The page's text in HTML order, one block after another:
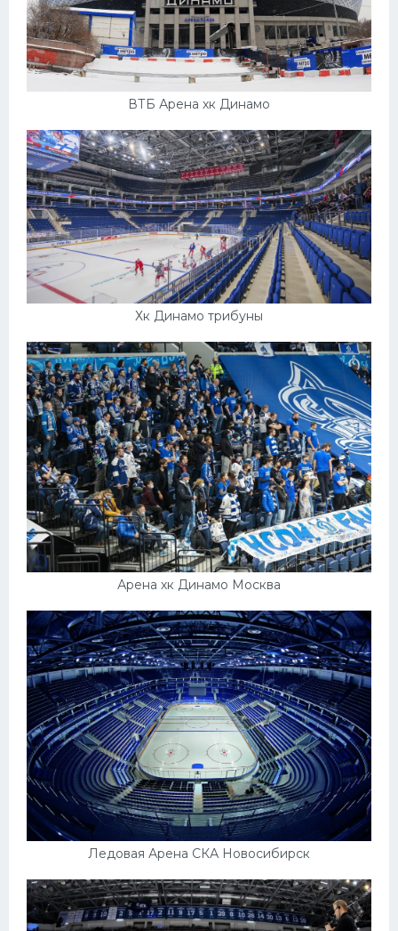
ВТБ Арена хк Динамо
Хк Динамо трибуны
Арена хк Динамо Москва
Ледовая Арена СКА Новосибирск